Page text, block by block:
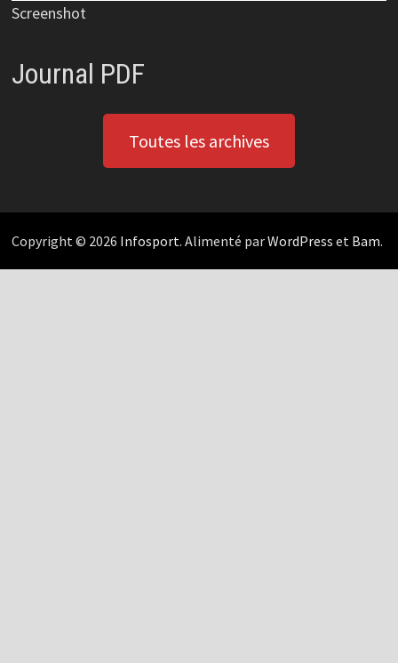
Screenshot
Journal PDF
Toutes les archives
Copyright © 2026 Infosport. Alimenté parWordPress et Bam.